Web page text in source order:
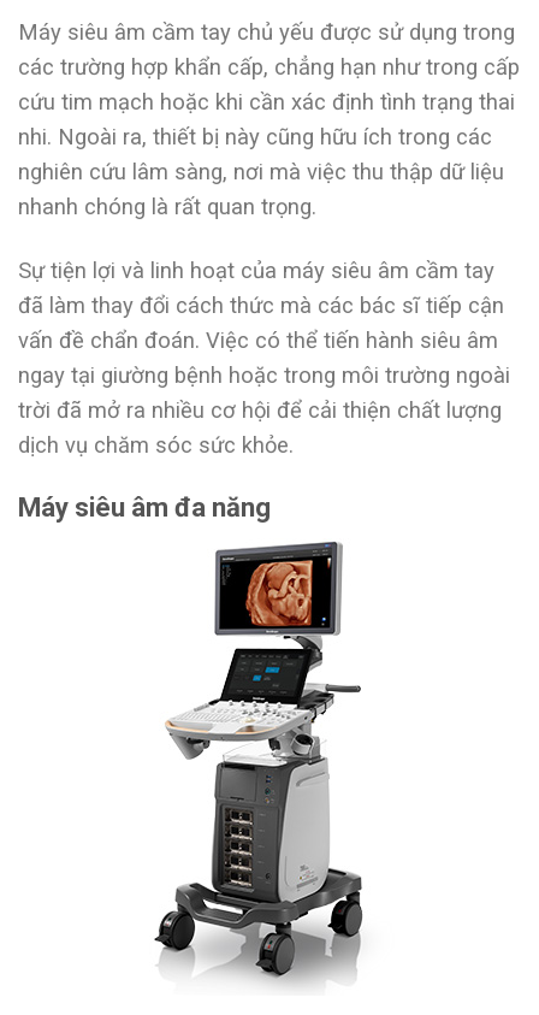
Máy siêu âm cầm tay chủ yếu được sử dụng trong
các trường hợp khẩn cấp, chẳng hạn như trong cấp
cứu tim mạch hoặc khi cần xác định tình trạng thai
nhi. Ngoài ra, thiết bị này cũng hữu ích trong các
nghiên cứu lâm sàng, nơi mà việc thu thập dữ liệu
nhanh chóng là rất quan trọng.
Sự tiện lợi và linh hoạt của máy siêu âm cầm tay
đã làm thay đổi cách thức mà các bác sĩ tiếp cận
vấn đề chẩn đoán. Việc có thể tiến hành siêu âm
ngay tại giường bệnh hoặc trong môi trường ngoài
trời đã mở ra nhiều cơ hội để cải thiện chất lượng
dịch vụ chăm sóc sức khỏe.
Máy siêu âm đa năng